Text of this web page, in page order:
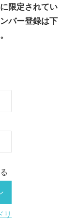
限定されてい
バー登録は下
リ